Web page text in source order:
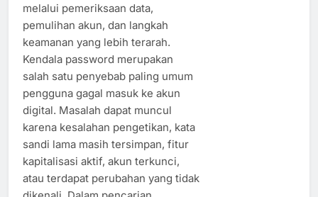
melalui pemeriksaan data,
pemulihan akun, dan langkah
keamanan yang lebih terarah.
Kendala password merupakan
salah satu penyebab paling umum
pengguna gagal masuk ke akun
digital. Masalah dapat muncul
karena kesalahan pengetikan, kata
sandi lama masih tersimpan, fitur
kapitalisasi aktif, akun terkunci,
atau terdapat perubahan yang tidak